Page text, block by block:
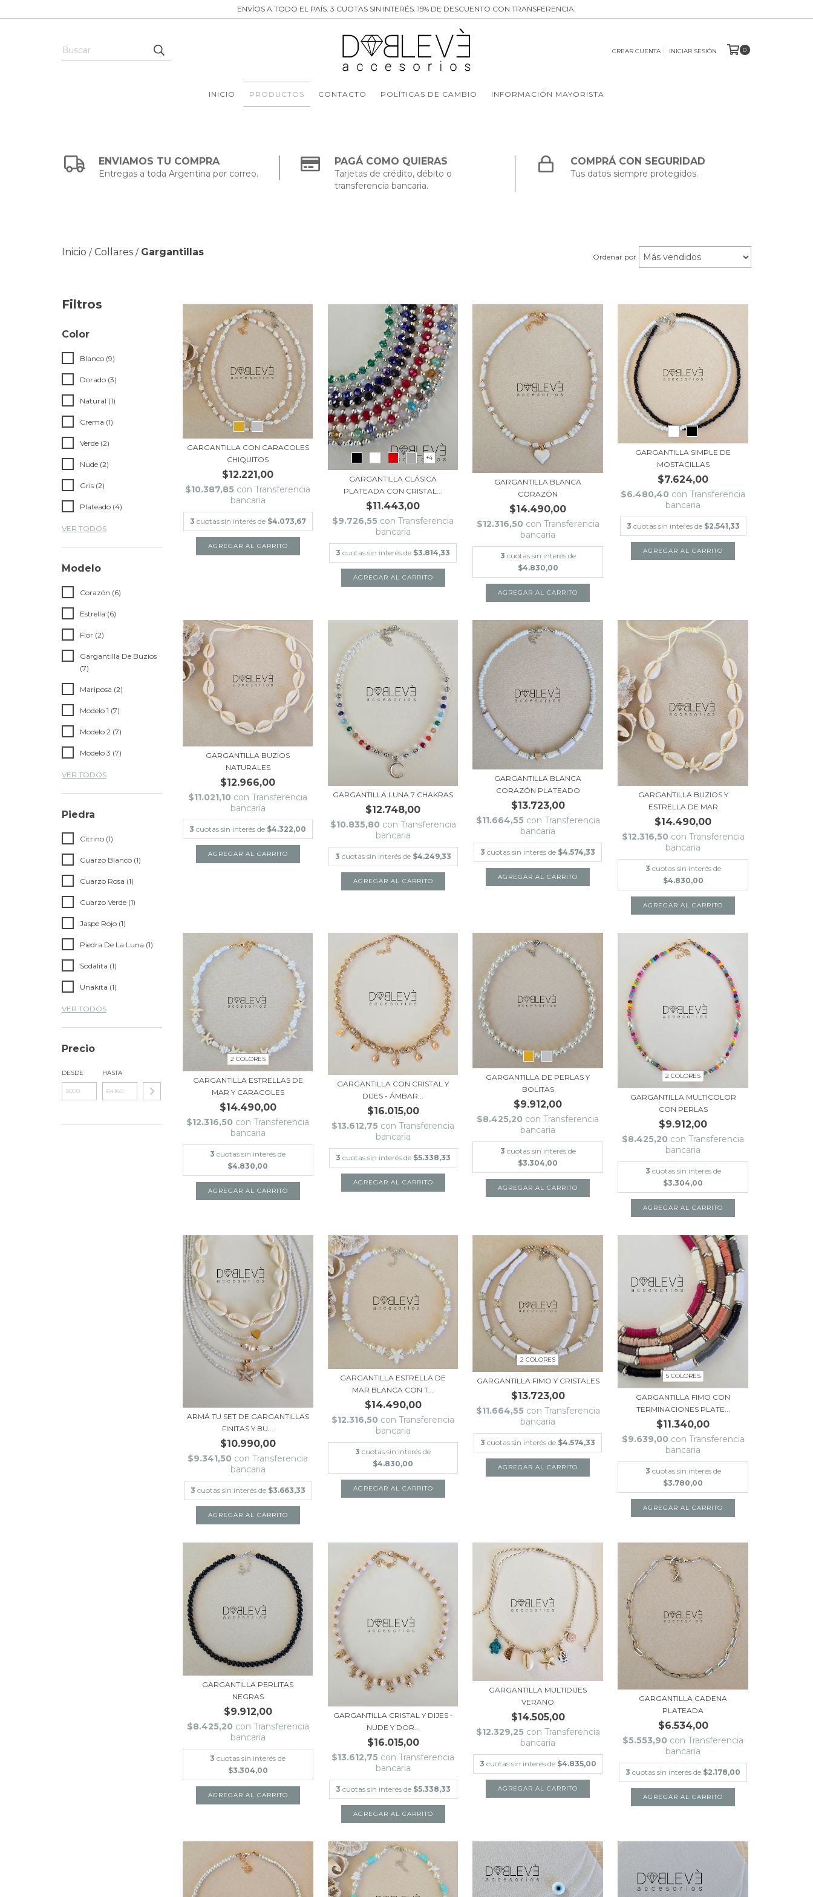
ENVÍOS A TODO EL PAÍS. 3 CUOTAS SIN INTERÉS. 15% DE DESCUENTO CON TRANSFERENCIA.
CREAR CUENTA INICIAR SESIÓN 0
INICIO PRODUCTOS CONTACTO POLÍTICAS DE CAMBIO INFORMACIÓN MAYORISTA
ENVIAMOS TU COMPRA
Entregas a toda Argentina por correo.
PAGÁ COMO QUIERAS
Tarjetas de crédito, débito o
transferencia bancaria.
COMPRÁ CON SEGURIDAD
Tus datos siempre protegidos.
Inicio / Collares / Gargantillas Ordenar por
Filtros
Color
Blanco (9)
Dorado (3)
Natural (1)
Crema (1)
Verde (2)
Nude (2)
Gris (2)
Plateado (4)
VER TODOS
Modelo
Corazón (6)
Estrella (6)
Flor (2)
Gargantilla De Buzios
(7)
Mariposa (2)
Modelo 1 (7)
Modelo 2 (7)
Modelo 3 (7)
VER TODOS
Piedra
Citrino (1)
Cuarzo Blanco (1)
Cuarzo Rosa (1)
Cuarzo Verde (1)
Jaspe Rojo (1)
Piedra De La Luna (1)
Sodalita (1)
Unakita (1)
VER TODOS
Precio
DESDE HASTA
GARGANTILLA CON CARACOLES
CHIQUITOS
$12.221,00
$10.387,85 con Transferencia
bancaria
3 cuotas sin interés de $4.073,67
AGREGAR AL CARRITO
+4
GARGANTILLA CLÁSICA
PLATEADA CON CRISTAL...
$11.443,00
$9.726,55 con Transferencia
bancaria
3 cuotas sin interés de $3.814,33
AGREGAR AL CARRITO
GARGANTILLA BLANCA
CORAZÓN
$14.490,00
$12.316,50 con Transferencia
bancaria
3 cuotas sin interés de
$4.830,00
GARGANTILLA SIMPLE DE
MOSTACILLAS
$7.624,00
$6.480,40 con Transferencia
bancaria
3 cuotas sin interés de $2.541,33
AGREGAR AL CARRITO
GARGANTILLA BUZIOS
NATURALES
$12.966,00
$11.021,10 con Transferencia
bancaria
3 cuotas sin interés de $4.322,00
GARGANTILLA LUNA 7 CHAKRAS
$12.748,00
$10.835,80 con Transferencia
bancaria
3 cuotas sin interés de $4.249,33
GARGANTILLA BLANCA
CORAZÓN PLATEADO
$13.723,00
$11.664,55 con Transferencia
bancaria
3 cuotas sin interés de $4.574,33
GARGANTILLA BUZIOS Y
ESTRELLA DE MAR
$14.490,00
$12.316,50 con Transferencia
bancaria
3 cuotas sin interés de
$4.830,00
2 COLORES
GARGANTILLA ESTRELLAS DE
MAR Y CARACOLES
$14.490,00
$12.316,50 con Transferencia
bancaria
3 cuotas sin interés de
$4.830,00
AGREGAR AL CARRITO
GARGANTILLA CON CRISTAL Y
DIJES - ÁMBAR...
$16.015,00
$13.612,75 con Transferencia
bancaria
3 cuotas sin interés de $5.338,33
GARGANTILLA DE PERLAS Y
BOLITAS
$9.912,00
$8.425,20 con Transferencia
bancaria
3 cuotas sin interés de
$3.304,00
AGREGAR AL CARRITO
2 COLORES
GARGANTILLA MULTICOLOR
CON PERLAS
$9.912,00
$8.425,20 con Transferencia
bancaria
3 cuotas sin interés de
$3.304,00
AGREGAR AL CARRITO
ARMÁ TU SET DE GARGANTILLAS
FINITAS Y BU...
$10.990,00
$9.341,50 con Transferencia
bancaria
3 cuotas sin interés de $3.663,33
AGREGAR AL CARRITO
GARGANTILLA ESTRELLA DE
MAR BLANCA CON T...
$14.490,00
$12.316,50 con Transferencia
bancaria
3 cuotas sin interés de
$4.830,00
2 COLORES
GARGANTILLA FIMO Y CRISTALES
$13.723,00
$11.664,55 con Transferencia
bancaria
3 cuotas sin interés de $4.574,33
AGREGAR AL CARRITO
5 COLORES
GARGANTILLA FIMO CON
TERMINACIONES PLATE...
$11.340,00
$9.639,00 con Transferencia
bancaria
3 cuotas sin interés de
$3.780,00
AGREGAR AL CARRITO
GARGANTILLA PERLITAS
NEGRAS
$9.912,00
$8.425,20 con Transferencia
bancaria
3 cuotas sin interés de
$3.304,00
GARGANTILLA CRISTAL Y DIJES -
NUDE Y DOR...
$16.015,00
$13.612,75 con Transferencia
bancaria
3 cuotas sin interés de $5.338,33
GARGANTILLA MULTIDIJES
VERANO
$14.505,00
$12.329,25 con Transferencia
bancaria
3 cuotas sin interés de $4.835,00
GARGANTILLA CADENA
PLATEADA
$6.534,00
$5.553,90 con Transferencia
bancaria
3 cuotas sin interés de $2.178,00